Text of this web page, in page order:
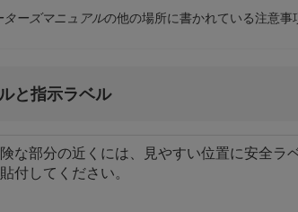
ターズマニュアルの他の場所に書かれている注意事
と指示ラベル
な部分の近くには、見やすい位置に安全ラ
付してください。